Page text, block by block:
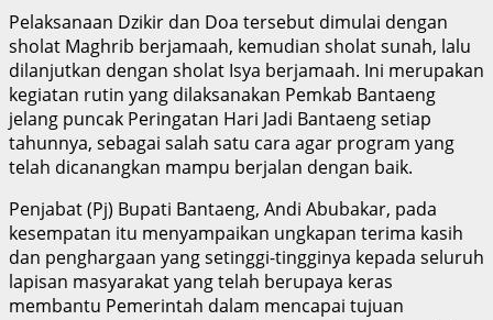
Pelaksanaan Dzikir dan Doa tersebut dimulai dengan
sholat Maghrib berjamaah, kemudian sholat sunah, lalu
dilanjutkan dengan sholat Isya berjamaah. Ini merupakan
kegiatan rutin yang dilaksanakan Pemkab Bantaeng
jelang puncak Peringatan Hari Jadi Bantaeng setiap
tahunnya, sebagai salah satu cara agar program yang
telah dicanangkan mampu berjalan dengan baik.
Penjabat (Pj) Bupati Bantaeng, Andi Abubakar, pada
kesempatan itu menyampaikan ungkapan terima kasih
dan penghargaan yang setinggi-tingginya kepada seluruh
lapisan masyarakat yang telah berupaya keras
membantu Pemerintah dalam mencapai tujuan